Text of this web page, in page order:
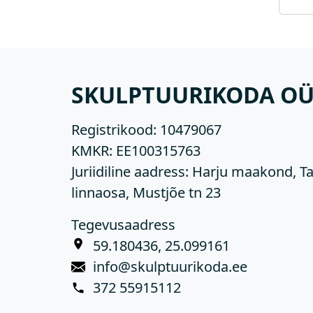
SKULPTUURIKODA
Registrikood: 10479067
KMKR: EE100315763
Juriidiline aadress: Harju maakond,
linnaosa, Mustjõe tn 23
Tegevusaadress
59.180436, 25.099161
info@skulptuurikoda.ee
372 55915112